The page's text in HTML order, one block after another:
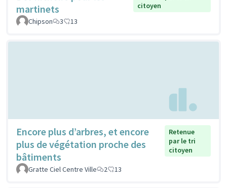
martinets
citoyen
Chipson
3 13
Encore plus d’arbres, et encore
plus de végétation proche des
bâtiments
Retenue
par le tri
citoyen
Gratte Ciel Centre Ville 2 13